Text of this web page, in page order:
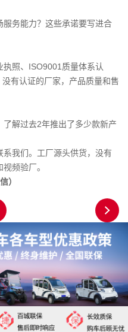
务能力？这些承诺要写进合
照、ISO9001质量体系认
有认证的厂家，产品质量和售
解过去2年推出了多少款新产
我们。工厂源头供货，没有
频验厂。
）